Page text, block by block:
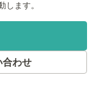
します。
合わせ